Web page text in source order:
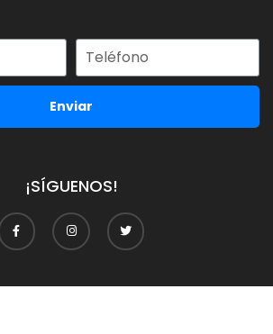
Enviar
¡SÍGUENOS!